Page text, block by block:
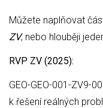
Můžete naplňovat
ZV, nebo hlouběji
RVP ZV (2025):
GEO-GEO-001-ZV9-
k řešení reálných